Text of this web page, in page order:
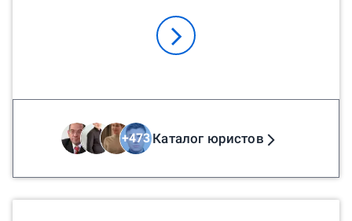
+473Каталог юристов